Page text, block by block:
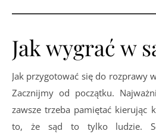
Jak wygrać w
Jak przygotować się do rozprawy
Zacznijmy od początku.
zawsze trzeba pamiętać kierując
to, że sąd to tylko ludzie.